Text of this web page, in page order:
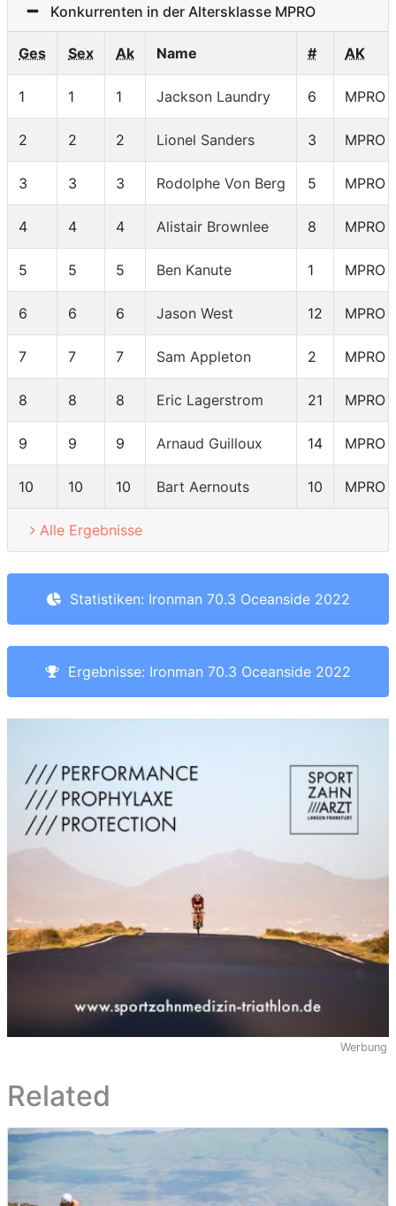
Konkurrenten in der Altersklasse MPRO
Ges Sex Ak Name # AK
1 1 1 Jackson Laundry 6 MPRO
2 2 2 Lionel Sanders 3 MPRO
3 3 3 Rodolphe Von Berg 5 MPRO
4 4 4 Alistair Brownlee 8 MPRO
5 5 5 Ben Kanute 1 MPRO
6 6 6 Jason West 12 MPRO
7 7 7 Sam Appleton 2 MPRO
8 8 8 Eric Lagerstrom 21 MPRO
9 9 9 Arnaud Guilloux 14 MPRO
10 10 10 Bart Aernouts 10 MPRO
Alle Ergebnisse
Statistiken: Ironman 70.3 Oceanside 2022
Ergebnisse: Ironman 70.3 Oceanside 2022
Werbung
Related